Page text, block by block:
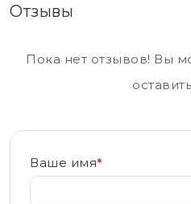
Отзывы
Пока нет отзывов! Вы
Ваше имя*